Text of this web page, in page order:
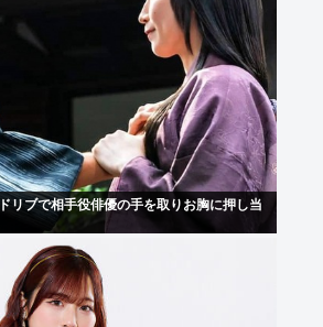
リブで相手役俳優の手を取りお胸に押し当